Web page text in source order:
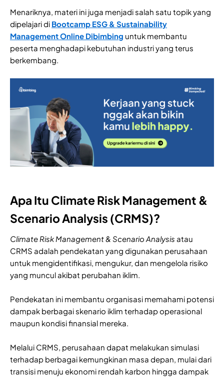
Menariknya, materi ini juga menjadi salah satu topik yang
dipelajari di Bootcamp ESG & Sustainability
Management Online Dibimbing untuk membantu
peserta menghadapi kebutuhan industri yang terus
berkembang.
Apa Itu Climate Risk Management &
Scenario Analysis (CRMS)?
Climate Risk Management & Scenario Analysis atau
CRMS adalah pendekatan yang digunakan perusahaan
untuk mengidentifikasi, mengukur, dan mengelola risiko
yang muncul akibat perubahan iklim.
Pendekatan ini membantu organisasi memahami potensi
dampak berbagai skenario iklim terhadap operasional
maupun kondisi finansial mereka.
Melalui CRMS, perusahaan dapat melakukan simulasi
terhadap berbagai kemungkinan masa depan, mulai dari
transisi menuju ekonomi rendah karbon hingga dampak